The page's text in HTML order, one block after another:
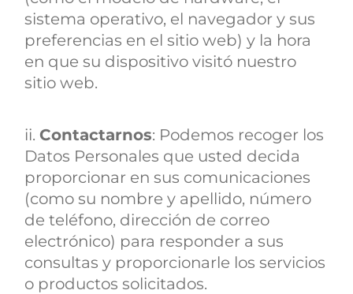
sistema operativo, el navegador y sus
preferencias en el sitio web) y la hora
en que su dispositivo visitó nuestro
sitio web.
ii.Contactarnos: Podemos recoger los
Datos Personales que usted decida
proporcionar en sus comunicaciones
(como su nombre y apellido, número
de teléfono, dirección de correo
electrónico) para responder a sus
consultas y proporcionarle los servicios
o productos solicitados.